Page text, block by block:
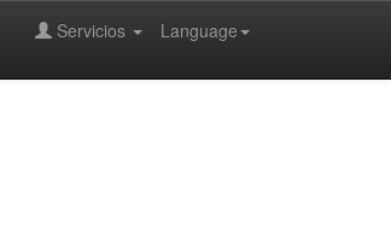
Language
Servicios